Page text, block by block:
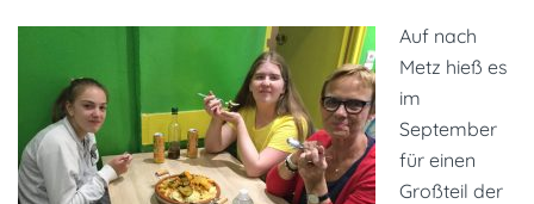
Auf nach
Metz hieß es
im
September
für einen
Großteil der